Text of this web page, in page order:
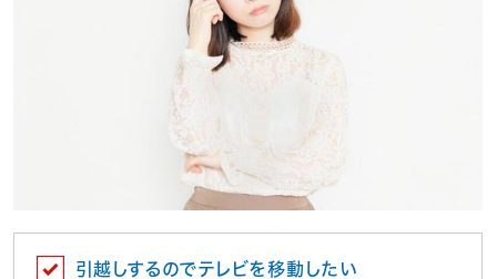
引越しするのでテレビを移動したい